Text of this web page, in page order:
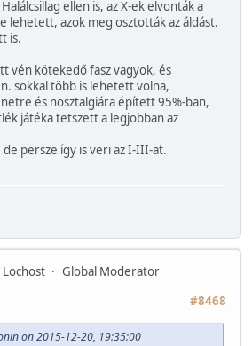
ellen is, az X-ek elvonták a
lehetett, azok meg osztották az áldást.
is.
vén kötekedő fasz vagyok, és
sokkal több is lehetett volna,
és nosztalgiára épített 95%-ban,
játéka tetszett a legjobban az
persze így is veri az I-III-at.
Global Moderator
#8468
on 2015-12-20, 19:35:00